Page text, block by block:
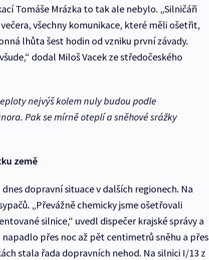
Tomáše Mrázka to tak ale nebylo. „Silničáři
všechny komunikace, které měli ošetřit,
lhůta šest hodin od vzniku první závady.
dodal Miloš Vacek ze středočeského
nejvýš kolem nuly budou podle
Pak se mírně oteplí a sněhové srážky
země
dopravní situace v dalších regionech. Na
„Převážně chemicky jsme ošetřovali
silnice,“ uvedl dispečer krajské správy a
napadlo přes noc až pět centimetrů sněhu a přes
stala řada dopravních nehod. Na silnici I/13 z